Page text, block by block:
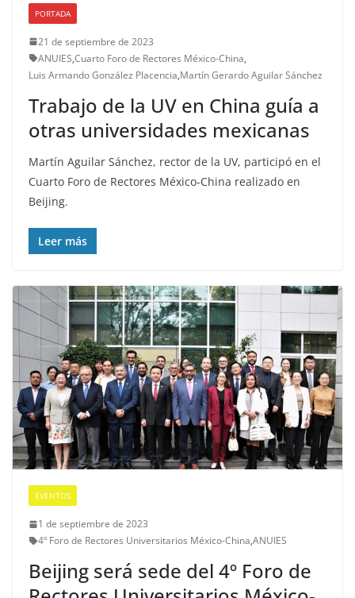
PORTADA
21 de septiembre de 2023
ANUIES,Cuarto Foro de Rectores México-China,
Luis Armando González Placencia,Martín Gerardo Aguilar Sánchez
Trabajo de la UV en China guía a
otras universidades mexicanas
Martín Aguilar Sánchez, rector de la UV, participó en el
Cuarto Foro de Rectores México-China realizado en
Beijing.
Leer más
EVENTOS
1 de septiembre de 2023
4º Foro de Rectores Universitarios México-China,ANUIES
Beijing será sede del 4º Foro de